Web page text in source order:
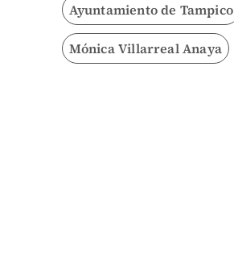
Ayuntamiento de Tampico
Mónica Villarreal Anaya